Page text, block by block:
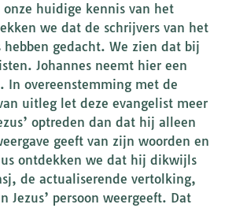
onze huidige kennis van het
we dat de schrijvers van het
hebben gedacht. We zien dat bij
Johannes neemt hier een
In overeenstemming met de
uitleg let deze evangelist meer
optreden dan dat hij alleen
geeft van zijn woorden en
ontdekken we dat hij dikwijls
de actualiserende vertolking,
Jezus’ persoon weergeeft. Dat